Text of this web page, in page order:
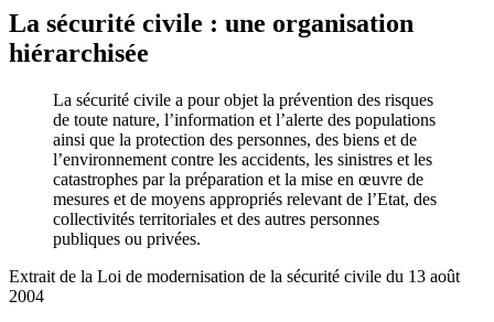
La sécurité civile : une organisation
hiérarchisée
La sécurité civile a pour objet la prévention des risques
de toute nature, l’information et l’alerte des populations
ainsi que la protection des personnes, des biens et de
l’environnement contre les accidents, les sinistres et les
catastrophes par la préparation et la mise en œuvre de
mesures et de moyens appropriés relevant de l’Etat, des
collectivités territoriales et des autres personnes
publiques ou privées.
Extrait de la Loi de modernisation de la sécurité civile du 13 août
2004